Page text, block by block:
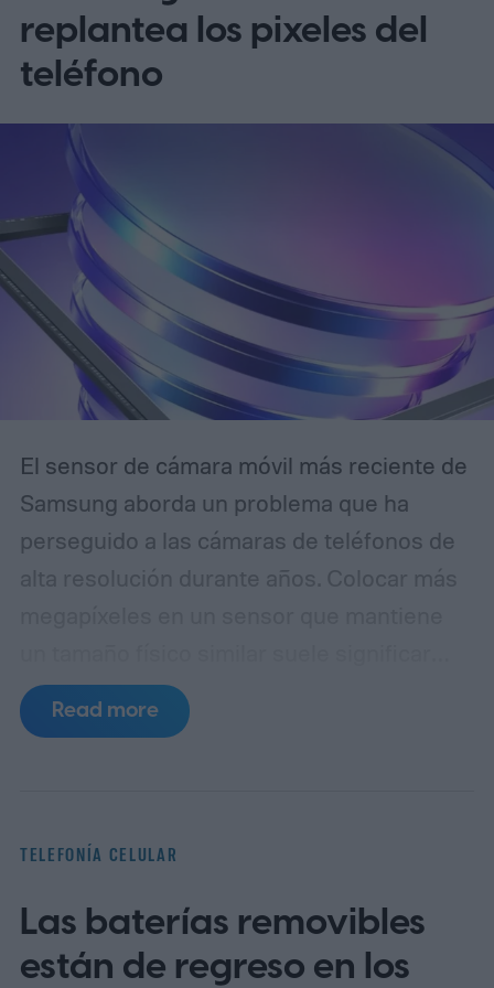
replantea los pixeles del
teléfono
El sensor de cámara móvil más reciente de
Samsung aborda un problema que ha
perseguido a las cámaras de teléfonos de
alta resolución durante años. Colocar más
reducir cada píxel, lo que limita la cantidad
de luz que puede capturar. El ISOCELL
una estructura de píxeles rediseñada,
ese problema. Samsung afirma que el
nuevo diseño permite que cada píxel reciba
Read more
TELEFONÍA CELULAR
Las baterías removibles
están de regreso en los